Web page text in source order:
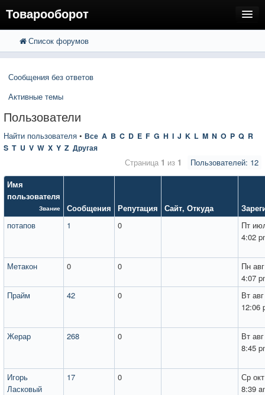
Товарооборот
FAQ
Вход
Расширенный поиск
Список форумов
Сообщения без ответов
Активные темы
Пользователи
Найти пользователя • Все A B C D E F G H I J K L M N O P Q R
S T U V W X Y Z Другая
Пользователей: 12
Страница 1 из 1
Имя
пользователя
Звание Сообщения Репутация Сайт, Откуда
потапов
1 0
Пт
4:02
Метакон 0 0
Пн
4:07
Прайм
42 0
Вт
12:06
Жерар 268 0
Вт
8:45
Игорь
Ласковый
17 0
Ср
8:39